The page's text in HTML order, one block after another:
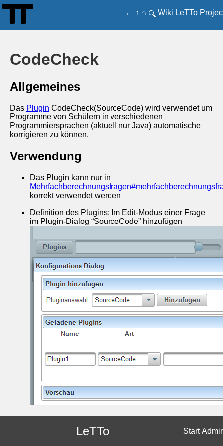
← ↑ ⌂ 🔍 Wiki LeTTo
CodeCheck
Allgemeines
Das Plugin CodeCheck(SourceCode) wird verwendet um
Programme von Schülern in verschiedenen
Programmiersprachen (aktuell nur Java) automatische
korrigieren zu können.
Verwendung
Das Plugin kann nur in
korrekt verwendet werden
Definition des Plugins: Im Edit-Modus einer Frage
im Plugin-Dialog “SourceCode” hinzufügen
LeTTo Start